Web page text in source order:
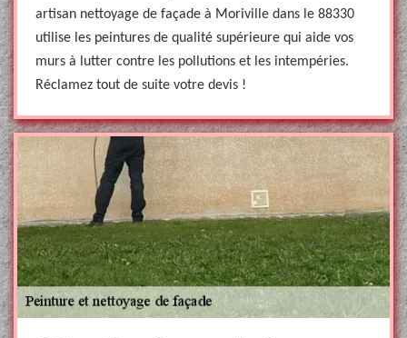
artisan nettoyage de façade à Moriville dans le 88330
utilise les peintures de qualité supérieure qui aide vos
murs à lutter contre les pollutions et les intempéries.
Réclamez tout de suite votre devis !